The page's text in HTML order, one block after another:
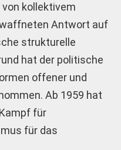
kollektivem
Antwort auf
strukturelle
hat der politische
offener und
Ab 1959 hat
für
für das